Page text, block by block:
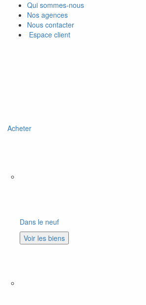
Qui sommes-nous
Nos agences
Nous contacter
Espace client
Acheter
Dans le neuf
Voir les biens